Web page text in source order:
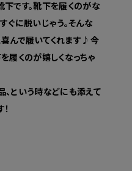
です。靴下を履くのがな
ぐに脱いじゃう。そんな
喜んで履いてくれます♪今
履くのが嬉しくなっちゃ
という時などにも添えて